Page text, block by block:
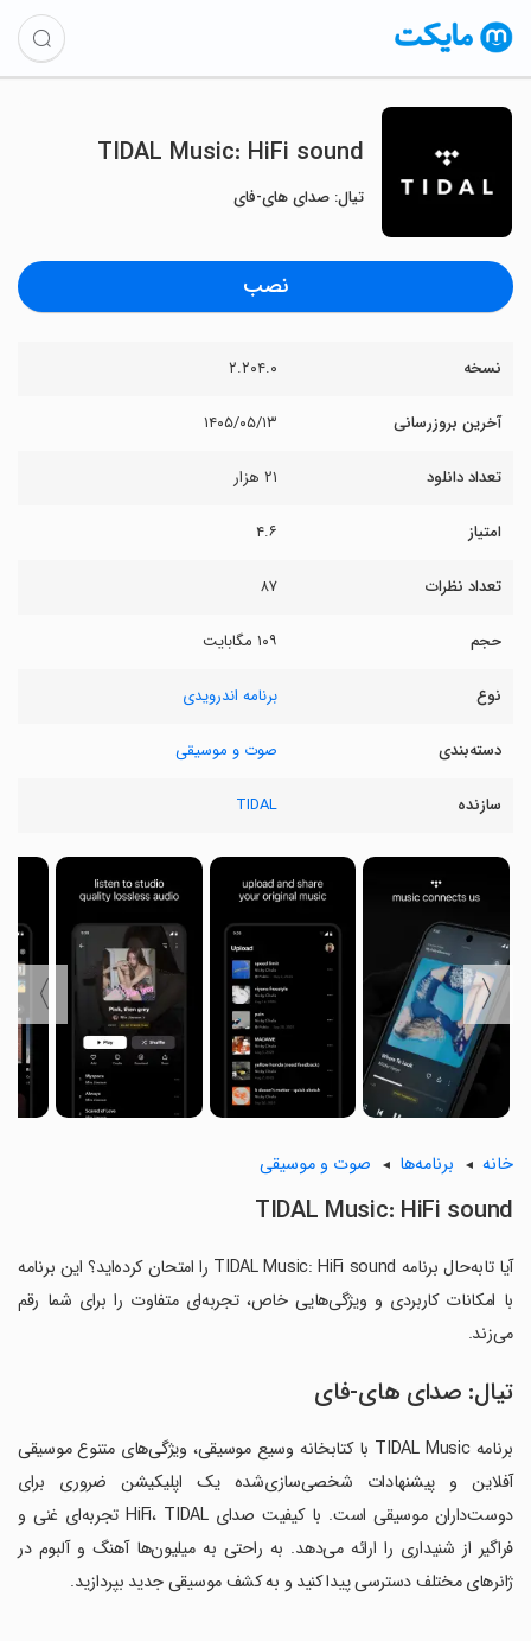
TIDAL Music: HiFi sound
تیال: صدای های-فای
نصب
نسخه ۲.۲۰۴.۰
آخرین بروزرسانی ۱۴۰۵/۰۵/۱۳
تعداد دانلود ۲۱ هزار
امتیاز ۴.۶
تعداد نظرات ۸۷
حجم ۱۰۹ مگابایت
نوع برنامه اندرویدی
دسته‌بندی صوت و موسیقی
سازنده TIDAL
〈
〉
خانه برنامه‌ها صوت و موسیقی
TIDAL Music: HiFi sound
آیا تابه‌حال برنامه TIDAL Music: HiFi sound را امتحان کرده‌اید؟ این برنامه
با امکانات کاربردی و ویژگی‌هایی خاص، تجربه‌ای متفاوت را برای شما رقم
می‌زند.
تیال: صدای های-فای
برنامه TIDAL Music با کتابخانه وسیع موسیقی، ویژگی‌های متنوع موسیقی
آفلاین و پیشنهادات شخصی‌سازی‌شده یک اپلیکیشن ضروری برای
دوست‌داران موسیقی است. با کیفیت صدای HiFi، TIDAL تجربه‌ای غنی و
فراگیر از شنیداری را ارائه می‌دهد. به راحتی به میلیون‌ها آهنگ و آلبوم در
ژانرهای مختلف دسترسی پیدا کنید و به کشف موسیقی جدید بپردازید.